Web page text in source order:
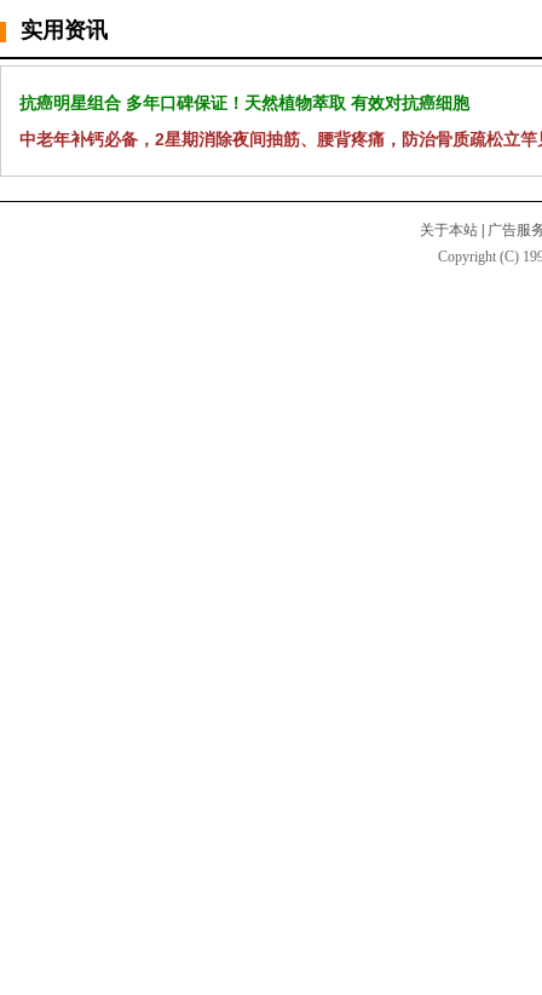
实用资讯
抗癌明星组合 多年口碑保证！天然植物萃取 有效对抗癌细胞
中老年补钙必备，2星期消除夜间抽筋、腰背疼痛，防治骨质疏松立竿
关于本站
广告服
Copyright (C)